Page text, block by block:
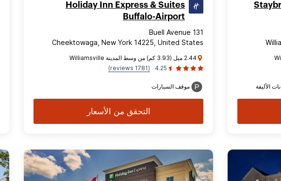
الأليفة
Holiday Inn Express & Suites
Buffalo-Airport
131 Buell Avenue
Cheektowaga, New York 14225, United States
2.44 ميل (3.93 كم) من وسط المدينة Williamsville
4.25
(1781 reviews)
موقف السيارات
التحقق من الأسعار